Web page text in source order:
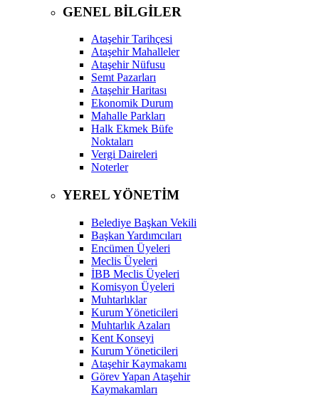
GENEL BİLGİLER
Ataşehir Tarihçesi
Ataşehir Mahalleler
Ataşehir Nüfusu
Semt Pazarları
Ataşehir Haritası
Ekonomik Durum
Mahalle Parkları
Halk Ekmek Büfe
Noktaları
Vergi Daireleri
Noterler
YEREL YÖNETİM
Belediye Başkan Vekili
Başkan Yardımcıları
Encümen Üyeleri
Meclis Üyeleri
İBB Meclis Üyeleri
Komisyon Üyeleri
Muhtarlıklar
Kurum Yöneticileri
Muhtarlık Azaları
Kent Konseyi
Kurum Yöneticileri
Ataşehir Kaymakamı
Görev Yapan Ataşehir
Kaymakamları